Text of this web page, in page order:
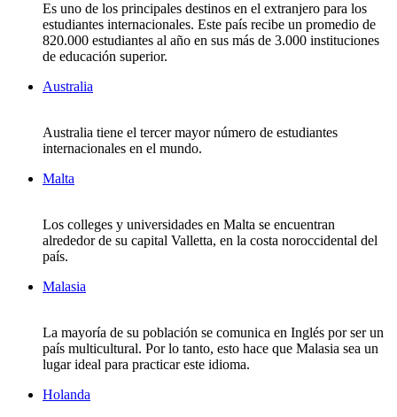
Es uno de los principales destinos en el extranjero para los
estudiantes internacionales. Este país recibe un promedio de
820.000 estudiantes al año en sus más de 3.000 instituciones
de educación superior.
Australia
Australia tiene el tercer mayor número de estudiantes
internacionales en el mundo.
Malta
Los colleges y universidades en Malta se encuentran
alrededor de su capital Valletta, en la costa noroccidental del
país.
Malasia
La mayoría de su población se comunica en Inglés por ser un
país multicultural. Por lo tanto, esto hace que Malasia sea un
lugar ideal para practicar este idioma.
Holanda